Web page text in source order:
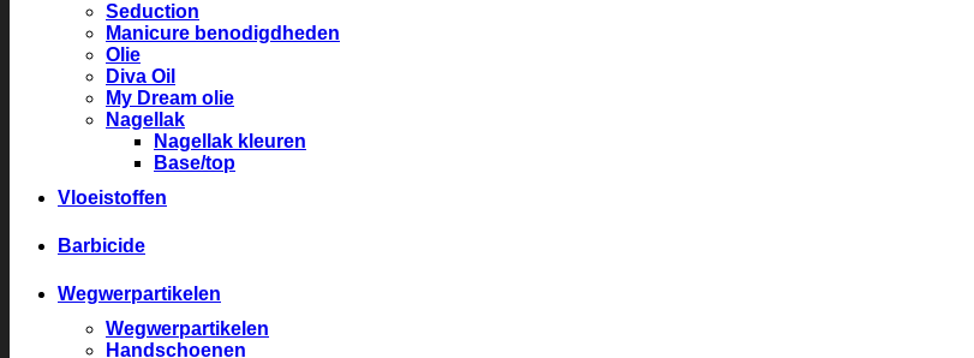
Seduction
Manicure benodigdheden
Olie
Diva Oil
My Dream olie
Nagellak
Nagellak kleuren
Base/top
Vloeistoffen
Barbicide
Wegwerpartikelen
Wegwerpartikelen
Handschoenen